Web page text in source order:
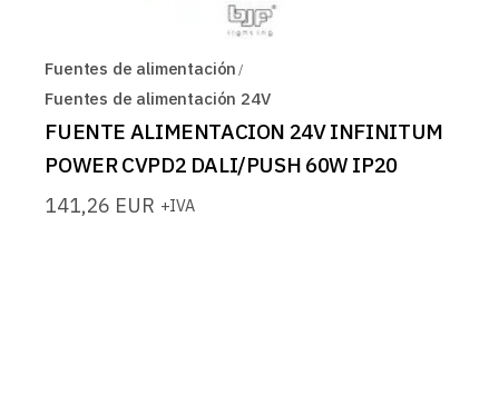
Fuentes de alimentación
Fuentes de alimentación 24V
FUENTE ALIMENTACION 24V INFINITUM
POWER CVPD2 DALI/PUSH 60W IP20
141,26 EUR +IVA